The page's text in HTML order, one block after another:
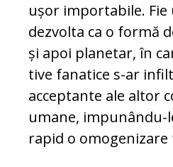
ușor importabile. Fie
dez­volta ca o formă
și apoi planetar, în
tive fanatice s-ar
acceptante ale altor
umane, impunându-
rapid o omogenizare